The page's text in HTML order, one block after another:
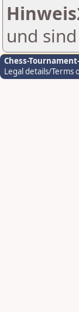
und
Chess-
Legal details/Terms